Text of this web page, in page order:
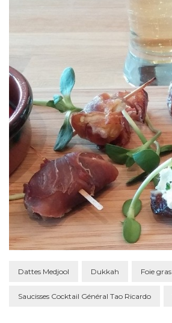
Dattes Medjool Dukkah Foie gras
Saucisses Cocktail Général Tao Ricardo